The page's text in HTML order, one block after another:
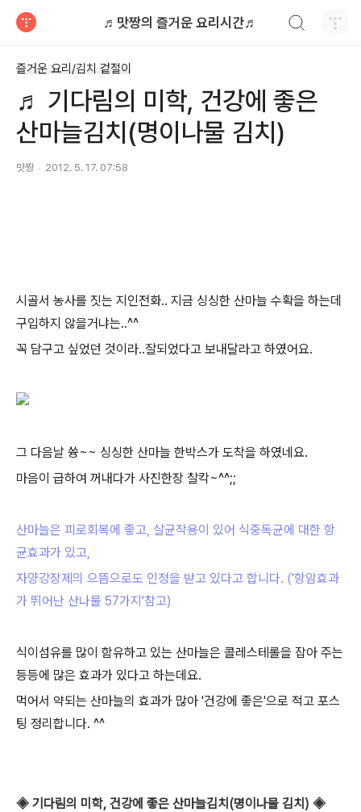
♬맛짱의 즐거운 요리시간♬
즐거운 요리/김치 겉절이
♬ 기다림의 미학, 건강에 좋은
산마늘김치(명이나물 김치)
맛짱 2012. 5. 17. 07:58
시골서 농사를 짓는 지인전화.. 지금 싱싱한 산마늘 수확을 하는데
구입하지 않을거냐는..^^
꼭 담구고 싶었던 것이라..잘되었다고 보내달라고 하였어요.
그 다음날 쓩~~ 싱싱한 산마늘 한박스가 도착을 하였네요.
마음이 급하여 꺼내다가 사진한장 찰칵~^^;;
산마늘은 피로회복에 좋고, 살균작용이 있어 식중독균에 대한 항
균효과가 있고,
자양강장제의 으뜸으로도 인정을 받고 있다고 합니다. ('항암효과
가 뛰어난 산나물 57가지'참고)
식이섬유를 많이 함유하고 있는 산마늘은 콜레스테롤을 잡아 주는
등등에 많은 효과가 있다고 하는데요.
먹어서 약되는 산마늘의 효과가 많아 '건강에 좋은'으로 적고 포스
팅 정리합니다. ^^
◈ 기다림의 미학, 건강에 좋은 산마늘김치(명이나물 김치) ◈